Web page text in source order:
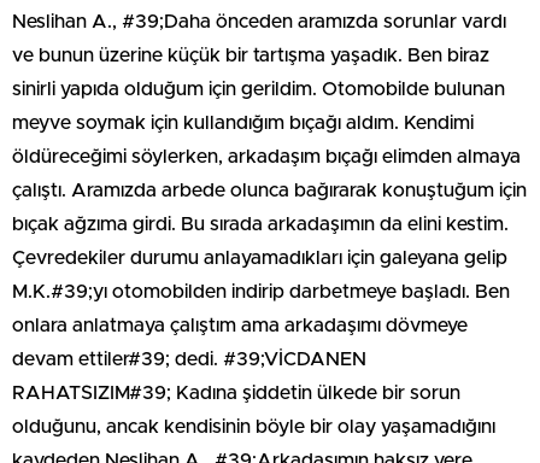
Neslihan A., #39;Daha önceden aramızda sorunlar vardı
ve bunun üzerine küçük bir tartışma yaşadık. Ben biraz
sinirli yapıda olduğum için gerildim. Otomobilde bulunan
meyve soymak için kullandığım bıçağı aldım. Kendimi
öldüreceğimi söylerken, arkadaşım bıçağı elimden almaya
çalıştı. Aramızda arbede olunca bağırarak konuştuğum için
bıçak ağzıma girdi. Bu sırada arkadaşımın da elini kestim.
Çevredekiler durumu anlayamadıkları için galeyana gelip
M.K.#39;yı otomobilden indirip darbetmeye başladı. Ben
onlara anlatmaya çalıştım ama arkadaşımı dövmeye
devam ettiler#39; dedi. #39;VİCDANEN
RAHATSIZIM#39; Kadına şiddetin ülkede bir sorun
olduğunu, ancak kendisinin böyle bir olay yaşamadığını